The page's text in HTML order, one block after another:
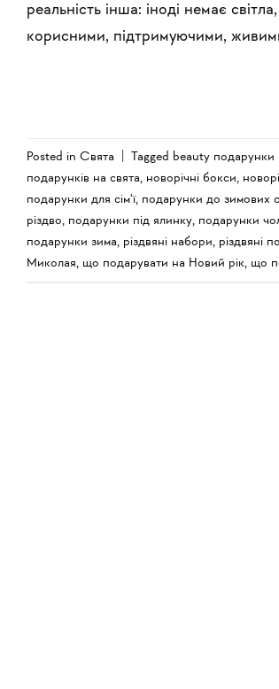
реальність інша: іноді немає
корисними, підтримуючими,
Posted in Свята Tagged beauty подарунки
подарунків на свята, новорічні бокси,
подарунки для сім'ї, подарунки до зимових
різдво, подарунки під ялинку, подарунки
подарунки зима, різдвяні набори, різдвяні
Миколая, що подарувати на Новий рік, що